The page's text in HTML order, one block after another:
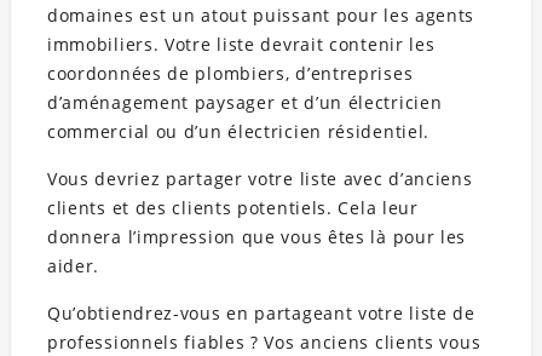
domaines est un atout puissant pour les agents
immobiliers. Votre liste devrait contenir les
coordonnées de plombiers, d’entreprises
d’aménagement paysager et d’un électricien
commercial ou d’un électricien résidentiel.
Vous devriez partager votre liste avec d’anciens
clients et des clients potentiels. Cela leur
donnera l’impression que vous êtes là pour les
aider.
Qu’obtiendrez-vous en partageant votre liste de
professionnels fiables ? Vos anciens clients vous